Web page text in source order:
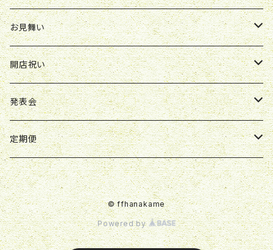
胡蝶蘭鉢
スタンド花
アレンジ
ボックスアレンジ
スタンド花
花束
アレンジ
ボックスアレンジ
お見舞い
花束
アレンジ
ボックスアレンジ
開店祝い
アレンジ
スタンド花
観葉植物
胡蝶蘭鉢
発表会
アレンジ
花束
スタンド花
定期便
花束
© ffhanakame
Powered by